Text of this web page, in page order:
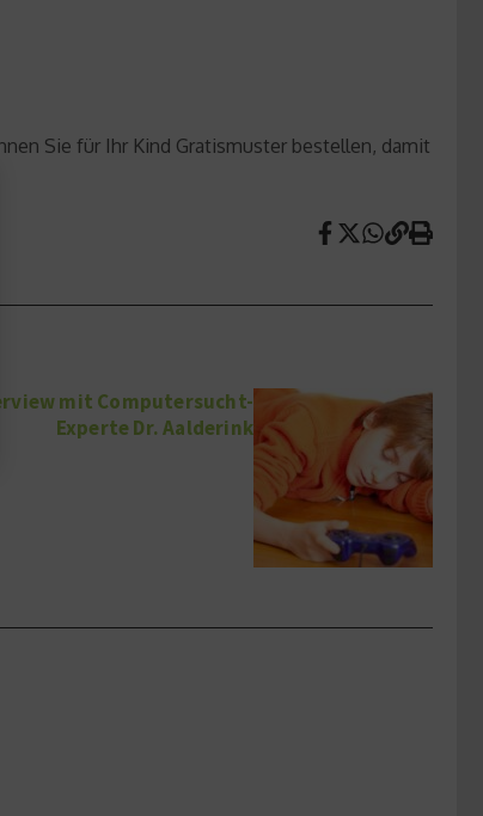
Sie für Ihr Kind Gratismuster bestellen, damit
mit Computersucht-
Experte Dr. Aalderink